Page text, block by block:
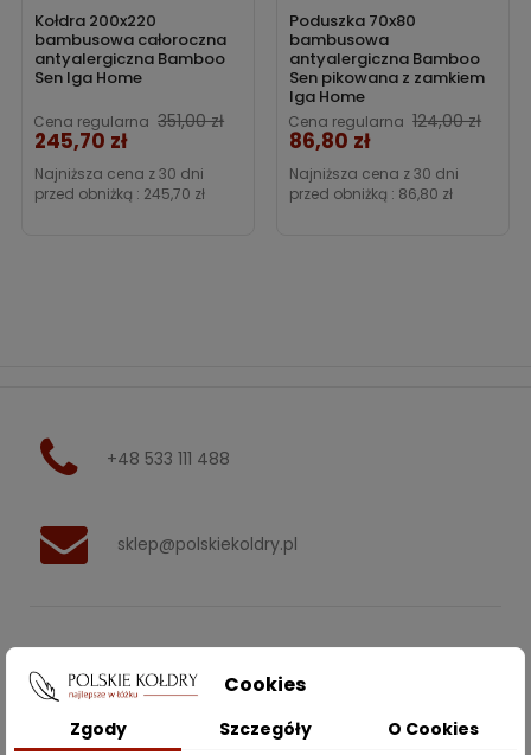
Kołdra 200x220
bambusowa całoroczna
antyalergiczna Bamboo
Sen Iga Home
Cena regularna 351,00 zł
245,70 zł
Najniższa cena z 30 dni
przed obniżką : 245,70 zł
Poduszka 70x80
bambusowa
antyalergiczna Bamboo
Sen pikowana z zamkiem
Iga Home
Cena regularna 124,00 zł
Cena
86,80 zł
Najniższa cena z 30 dni
przed obniżką : 86,80 zł
+48 533 111 488
sklep@polskiekoldry.pl
INFORMACJE 
Cookies
Zgody Szczegóły O Cookies